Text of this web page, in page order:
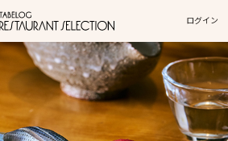
ログイン